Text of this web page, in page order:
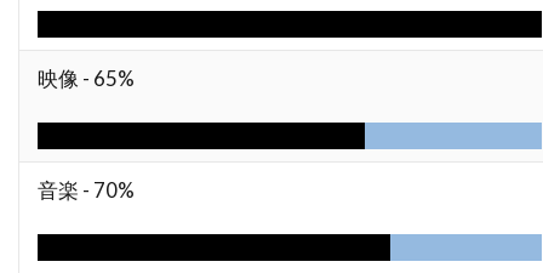
ドナルド・サザーランド
ドナルド・ダック・ダン
ドナルド・フュリラブ
ドナルド・プレザンス
映像 - 65%
音楽 - 70%